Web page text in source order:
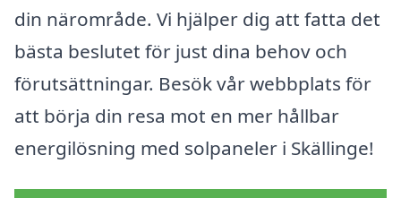
din närområde. Vi hjälper dig att fatta det
bästa beslutet för just dina behov och
förutsättningar. Besök vår webbplats för
att börja din resa mot en mer hållbar
energilösning med solpaneler i Skällinge!